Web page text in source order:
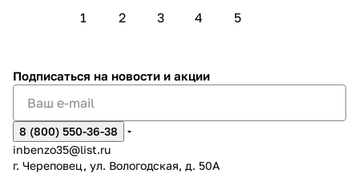
1 2 3 4 5
Подписаться на новости и акции
8 (800) 550-36-38
inbenzo35@list.ru
г. Череповец, ул. Вологодская, д. 50А